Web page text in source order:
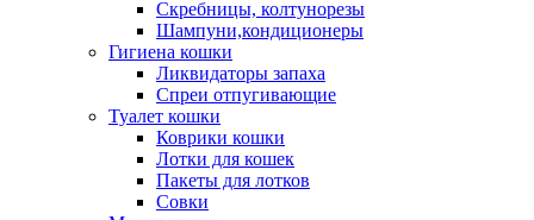
Скребницы, колтунорезы
Шампуни,кондиционеры
Гигиена кошки
Ликвидаторы запаха
Спреи отпугивающие
Туалет кошки
Коврики кошки
Лотки для кошек
Пакеты для лотков
Совки